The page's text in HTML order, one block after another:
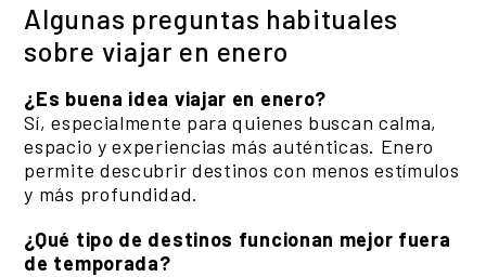
Algunas preguntas habituales
sobre viajar en enero
¿Es buena idea viajar en enero?
Sí, especialmente para quienes buscan calma,
espacio y experiencias más auténticas. Enero
permite descubrir destinos con menos estímulos
y más profundidad.
¿Qué tipo de destinos funcionan mejor fuera
de temporada?